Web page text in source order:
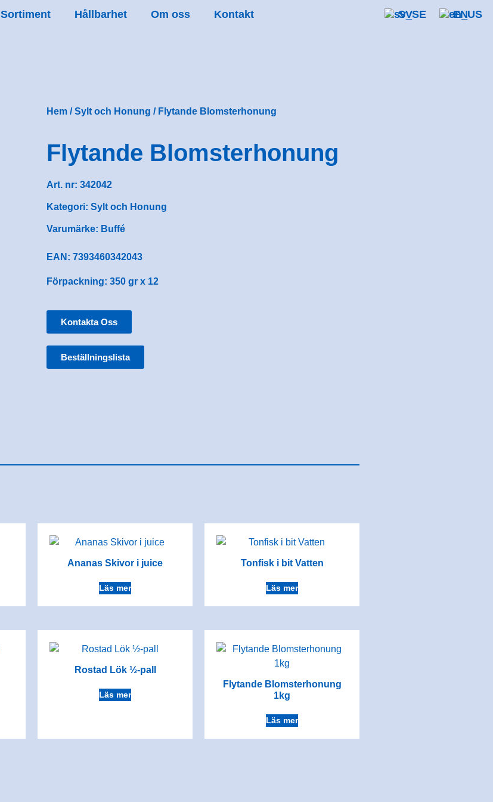
Sortiment Hållbarhet Om oss Kontakt SV EN
Hem /Sylt och Honung / Flytande Blomsterhonung
Flytande Blomsterhonung
Art. nr: 342042
Kategori: Sylt och Honung
Varumärke: Buffé
EAN: 7393460342043
Förpackning: 350 gr x 12
Kontakta Oss
Beställningslista
Ananas Skivor i juice
Läs mer
Tonfisk i bit Vatten
Läs mer
Rostad Lök ½-pall
Läs mer
Flytande Blomsterhonung
1kg
Läs mer